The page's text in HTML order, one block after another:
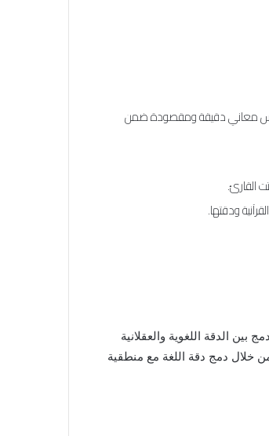
تعكس معاني دقيقة ومقصودة ضمن
القارئ.
ودقتها.
الدقة اللغوية والعقلانية
خلال دمج دقة اللغة مع منطقية